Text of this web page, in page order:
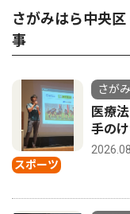
さがみはら中央
事
スポーツ
さが
医療
手の